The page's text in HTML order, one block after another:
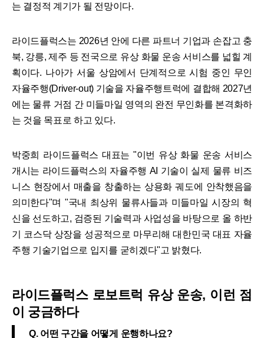
는 결정적 계기가 될 전망이다.
라이드플럭스는 2026년 안에 다른 파트너 기업과 손잡고 충
북, 강릉, 제주 등 전국으로 유상 화물 운송 서비스를 넓힐 계
획이다. 나아가 서울 상암에서 단계적으로 시험 중인 무인
자율주행(Driver-out) 기술을 자율주행트럭에 결합해 2027년
에는 물류 거점 간 미들마일 영역의 완전 무인화를 본격화하
는 것을 목표로 하고 있다.
박중희 라이드플럭스 대표는 "이번 유상 화물 운송 서비스
개시는 라이드플럭스의 자율주행 AI 기술이 실제 물류 비즈
니스 현장에서 매출을 창출하는 상용화 궤도에 안착했음을
의미한다"며 "국내 최상위 물류사들과 미들마일 시장의 혁
신을 선도하고, 검증된 기술력과 사업성을 바탕으로 올 하반
기 코스닥 상장을 성공적으로 마무리해 대한민국 대표 자율
주행 기술기업으로 입지를 굳히겠다"고 밝혔다.
라이드플럭스 로보트럭 유상 운송, 이런 점
이 궁금하다
Q. 어떤 구간을 어떻게 운행하나요?